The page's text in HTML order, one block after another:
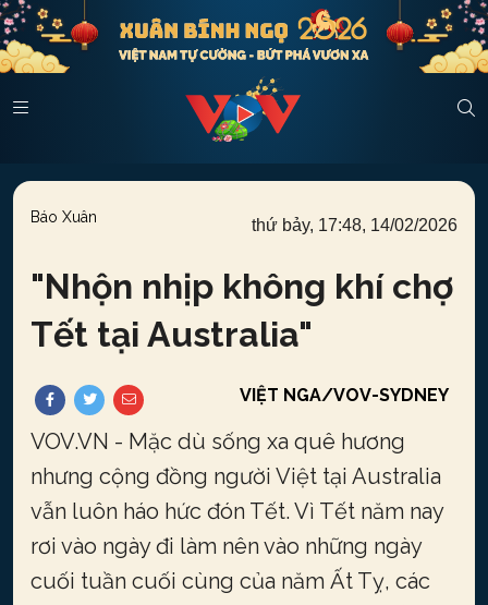
Báo Xuân thứ bảy, 17:48, 14/02/2026
"Nhộn nhịp không khí chợ
Tết tại Australia"
VIỆT NGA/VOV-SYDNEY
VOV.VN - Mặc dù sống xa quê hương
nhưng cộng đồng người Việt tại Australia
vẫn luôn háo hức đón Tết. Vì Tết năm nay
rơi vào ngày đi làm nên vào những ngày
cuối tuần cuối cùng của năm Ất Tỵ, các